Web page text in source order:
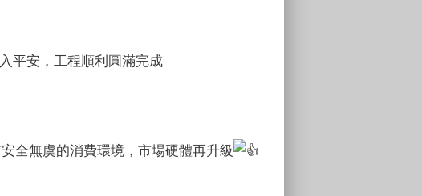
平安，工程順利圓滿完成
全無虞的消費環境，市場硬體再升級